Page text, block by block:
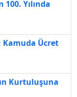
Yılında
Kamuda Ücret
Kurtuluşuna